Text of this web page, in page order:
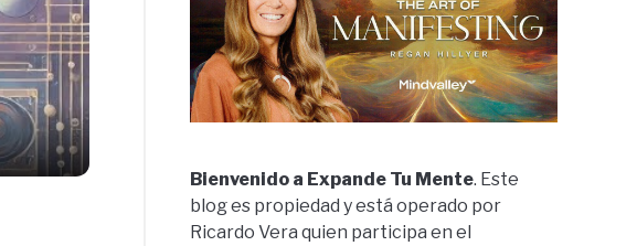
Bienvenido a Expande Tu Mente. Este
blog es propiedad y está operado por
Ricardo Vera quien participa en el